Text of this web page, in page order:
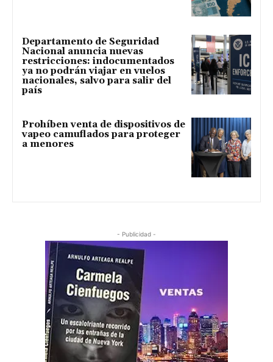
Departamento de Seguridad
Nacional anuncia nuevas
restricciones: indocumentados
ya no podrán viajar en vuelos
nacionales, salvo para salir del
país
Prohíben venta de dispositivos de
vapeo camuflados para proteger
a menores
- Publicidad -